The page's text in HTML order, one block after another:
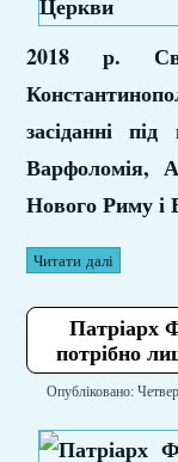
2018 р.
засіданні
Варфоломія,
Нового Риму і
Читати далі
Патріарх
потрібно
Опубліковано: